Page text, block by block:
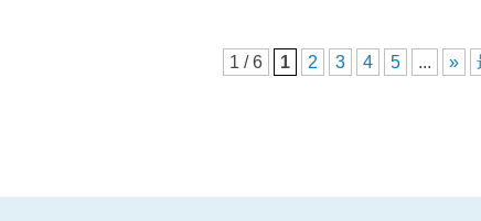
1 / 6 1 2 3 4 5 ... »